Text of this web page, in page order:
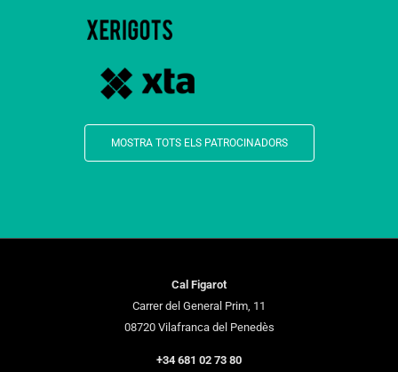
MOSTRA TOTS ELS PATROCINADORS
Cal Figarot
Carrer del General Prim, 11
08720 Vilafranca del Penedès
+34 681 02 73 80